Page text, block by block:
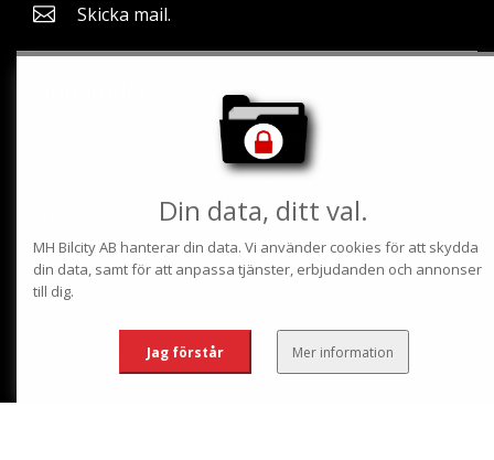
Skicka mail.
11.00-18.00
11:00-13:00
Stängt
Vi har anpassat våra öppettider för er, Hjärtligt
välkomna.
Din data, ditt val.
MH Bilcity AB hanterar din data. Vi använder cookies för att skydda
din data, samt för att anpassa tjänster, erbjudanden och annonser
till dig.
Jag förstår Mer information